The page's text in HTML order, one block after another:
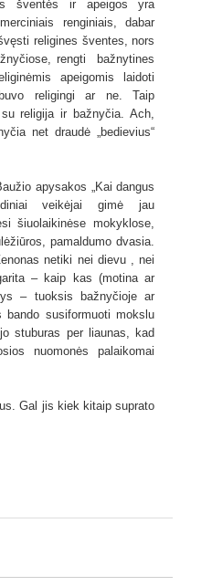
šventės ir apeigos yra
renginiais, dabar
religines šventes, nors
rengti bažnytines
apeigomis laidoti
religingi ar ne. Taip
religija ir bažnyčia. Ach,
net draudė „bedievius“
apysakos „Kai dangus
veikėjai gimė jau
šiuolaikinėse mokyklose,
pamaldumo dvasia.
netiki nei dievu , nei
– kaip kas (motina ar
– tuoksis bažnyčioje ar
susiformuoti mokslu
stuburas per liaunas, kad
nuomonės palaikomai
Gal jis kiek kitaip suprato